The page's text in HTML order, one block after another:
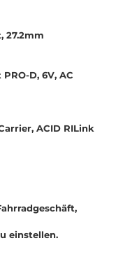
27.2mm
D, 6V, AC
ACID RILink
einstellen.